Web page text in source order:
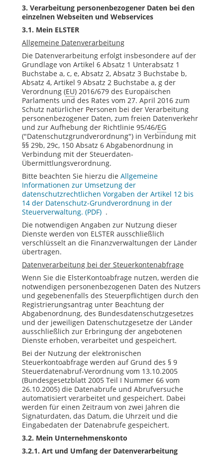
3. Verarbeitung personenbezogener Daten bei den
einzelnen Webseiten und Webservices
3.1. Mein ELSTER
Allgemeine Datenverarbeitung
Die Datenverarbeitung erfolgt insbesondere auf der
Grundlage von Artikel 6 Absatz 1 Unterabsatz 1
Buchstabe a, c, e, Absatz 2, Absatz 3 Buchstabe b,
Absatz 4, Artikel 9 Absatz 2 Buchstabe a, g der
Verordnung (EU) 2016/679 des Europäischen
Parlaments und des Rates vom 27. April 2016 zum
Schutz natürlicher Personen bei der Verarbeitung
personenbezogener Daten, zum freien Datenverkehr
und zur Aufhebung der Richtlinie 95/46/EG
("Datenschutzgrundverordnung") in Verbindung mit
§§ 29b, 29c, 150 Absatz 6 Abgabenordnung in
Verbindung mit der Steuerdaten-
Übermittlungsverordnung.
Bitte beachten Sie hierzu die Allgemeine
Informationen zur Umsetzung der
datenschutzrechtlichen Vorgaben der Artikel 12 bis
14 der Datenschutz-Grundverordnung in der
Steuerverwaltung.
.
Die notwendigen Angaben zur Nutzung dieser
Dienste werden von ELSTER ausschließlich
verschlüsselt an die Finanzverwaltungen der Länder
übertragen.
Datenverarbeitung bei der Steuerkontenabfrage
Wenn Sie die ElsterKontoabfrage nutzen, werden die
notwendigen personenbezogenen Daten des Nutzers
und gegebenenfalls des Steuerpflichtigen durch den
Registrierungsantrag unter Beachtung der
Abgabenordnung, des Bundesdatenschutzgesetzes
und der jeweiligen Datenschutzgesetze der Länder
ausschließlich zur Erbringung der angebotenen
Dienste erhoben, verarbeitet und gespeichert.
Bei der Nutzung der elektronischen
Steuerkontoabfrage werden auf Grund des § 9
Steuerdatenabruf-Verordnung vom 13.10.2005
(Bundesgesetzblatt 2005 Teil I Nummer 66 vom
26.10.2005) die Datenabrufe und Abrufversuche
automatisiert verarbeitet und gespeichert. Dabei
werden für einen Zeitraum von zwei Jahren die
Signaturdaten, das Datum, die Uhrzeit und die
Eingabedaten der Datenabrufe gespeichert.
3.2. Mein Unternehmenskonto
3.2.1. Art und Umfang der Datenverarbeitung